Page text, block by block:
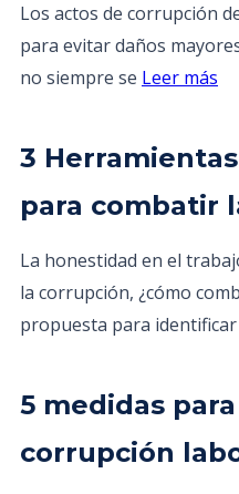
Los actos de corrupción
para evitar daños
no siempre se Leer más
3
para combatir
La honestidad en el
la corrupción, ¿cómo
propuesta para
5 medidas
corrupción